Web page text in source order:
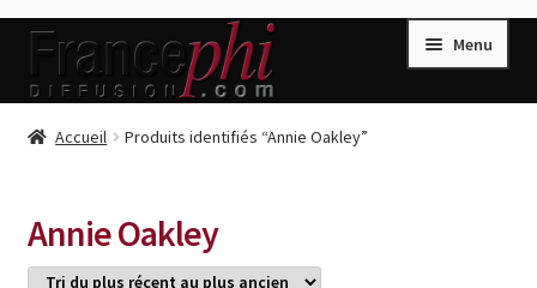
Aller
la
Aller
contenu
Menu
Accueil
Accueil Produits identifiés “Annie Oakley”
Annie Oakley